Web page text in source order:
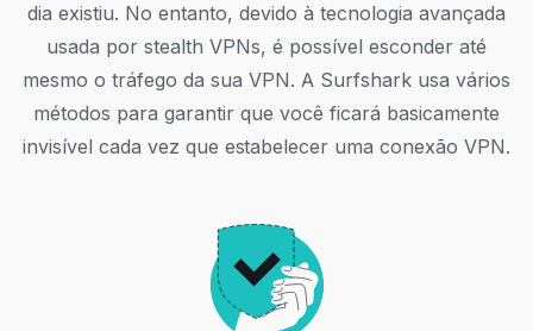
dia existiu. No entanto, devido à tecnologia avançada
usada por stealth VPNs, é possível esconder até
mesmo o tráfego da sua VPN. A Surfshark usa vários
métodos para garantir que você ficará basicamente
invisível cada vez que estabelecer uma conexão VPN.